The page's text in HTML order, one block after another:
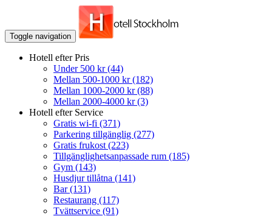
Toggle navigation
Hotell efter Pris
Under 500 kr(44)
Mellan 500-1000 kr(182)
Mellan 1000-2000 kr(88)
Mellan 2000-4000 kr(3)
Hotell efter Service
Gratis wi-fi (371)
Parkering tillgänglig (277)
Gratis frukost (223)
Tillgänglighetsanpassade rum (185)
Gym (143)
Husdjur tillåtna (141)
Bar(131)
Restaurang (117)
Tvättservice (91)